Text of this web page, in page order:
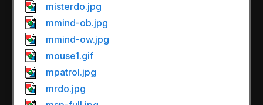
misterdo.jpg
mmind-ob.jpg
mmind-ow.jpg
mouse1.gif
mpatrol.jpg
mrdo.jpg